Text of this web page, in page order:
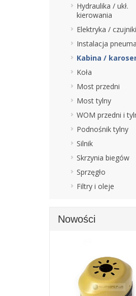
Hydraulika / ukł.
kierowania
Elektryka / czujniki
Instalacja
Kabina /
Koła
Most przedni
Most tylny
WOM przedni i
Podnośnik tylny
Silnik
Skrzynia biegów
Sprzęgło
Filtry i oleje
Nowości